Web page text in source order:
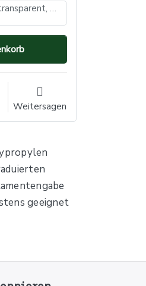
PP Einmal Medizinbecher, 30 ml, graduiert, transparent, milchig, Med-Comfort Basic (VE: 1, Inhalt: 9000 Stück)
Weitersagen
geeignet